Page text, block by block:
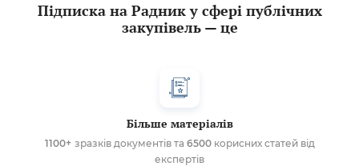
Підписка на Радник у сфері публічних
закупівель — це
Більше матеріалів
1100+ зразків документів та 6500корисних статей від
експертів